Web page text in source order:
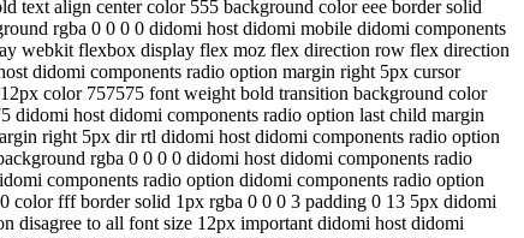
text align center color 555 background color eee border solid
rgba 0 0 0 0 didomi host didomi mobile didomi components
webkit flexbox display flex moz flex direction row flex direction
didomi components radio option margin right 5px cursor
color 757575 font weight bold transition background color
didomi host didomi components radio option last child margin
right 5px dir rtl didomi host didomi components radio option
rgba 0 0 0 0 didomi host didomi components radio
components radio option didomi components radio option
color fff border solid 1px rgba 0 0 0 3 padding 0 13 5px didomi
disagree to all font size 12px important didomi host didomi